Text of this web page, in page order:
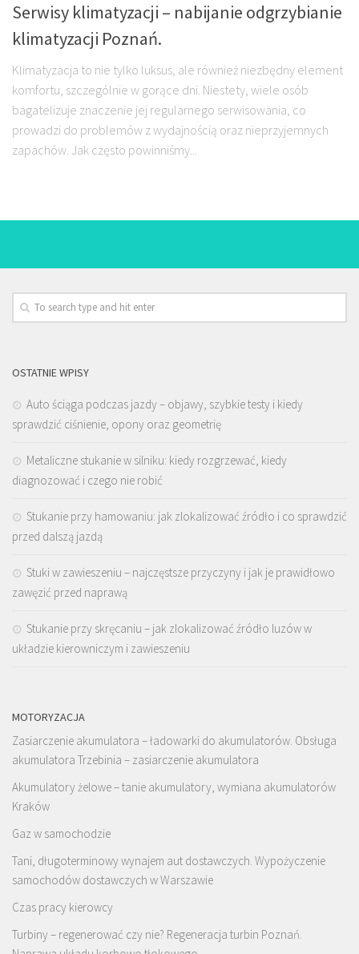
Serwisy klimatyzacji – nabijanie odgrzybianie
klimatyzacji Poznań.
Klimatyzacja to nie tylko luksus, ale również niezbędny element
komfortu, szczególnie w gorące dni. Niestety, wiele osób
bagatelizuje znaczenie jej regularnego serwisowania, co
prowadzi do problemów z wydajnością oraz nieprzyjemnych
zapachów. Jak często powinniśmy...
OSTATNIE WPISY
Auto ściąga podczas jazdy – objawy, szybkie testy i kiedy
sprawdzić ciśnienie, opony oraz geometrię
Metaliczne stukanie w silniku: kiedy rozgrzewać, kiedy
diagnozować i czego nie robić
Stukanie przy hamowaniu: jak zlokalizować źródło i co sprawdzić
przed dalszą jazdą
Stuki w zawieszeniu – najczęstsze przyczyny i jak je prawidłowo
zawęzić przed naprawą
Stukanie przy skręcaniu – jak zlokalizować źródło luzów w
układzie kierowniczym i zawieszeniu
MOTORYZACJA
Zasiarczenie akumulatora – ładowarki do akumulatorów. Obsługa
akumulatora Trzebinia – zasiarczenie akumulatora
Akumulatory żelowe – tanie akumulatory, wymiana akumulatorów
Kraków
Gaz w samochodzie
Tani, długoterminowy wynajem aut dostawczych. Wypożyczenie
samochodów dostawczych w Warszawie
Czas pracy kierowcy
Turbiny – regenerować czy nie? Regeneracja turbin Poznań.